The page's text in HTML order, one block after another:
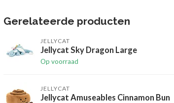
Gerelateerde producten
JELLYCAT
Jellycat Sky Dragon Large
Op voorraad
JELLYCAT
Jellycat Amuseables Cinnamon Bun